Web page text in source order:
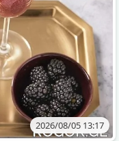
2026/08/05 13:17